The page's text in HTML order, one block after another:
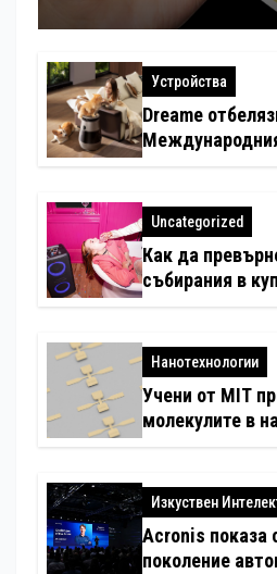
Устройства
Dreame
любимци
Uncategorized
Как да
събирания в
Нанотехнологии
Учени от MIT
молекулите в
Изкуствен
Acronis показа
поколение